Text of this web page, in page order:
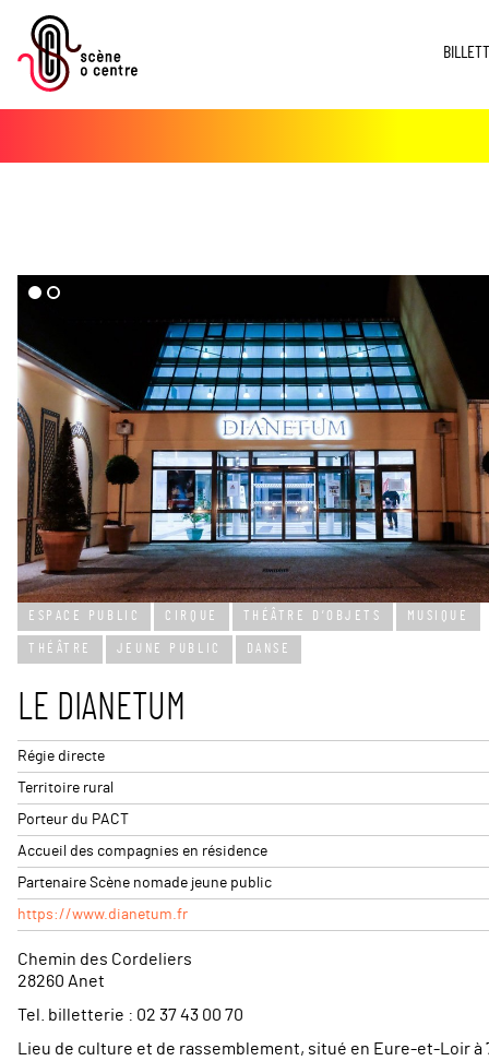
dd($imgs->media)
+
−
Leaflet| ©OpenStreetMap
ESPACE PUBLIC CIRQUE THÉÂTRE D’OBJETS MUSIQUE
THÉÂTRE JEUNE PUBLIC DANSE
LE DIANETUM
Régie directe
Territoire rural
Porteur du PACT
Accueil des compagnies en résidence
Partenaire Scène nomade jeune public
https://www.dianetum.fr
Chemin des Cordeliers
28260 Anet
Tel. billetterie : 02 37 43 00 70
Lieu de culture et de rassemblement, situé en Eure-et-Loir à